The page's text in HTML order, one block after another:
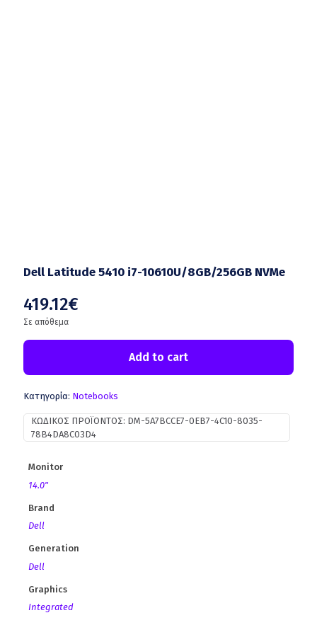
Dell Latitude 5410 i7-10610U/8GB/256GB NVMe
419.12€
Σε απόθεμα
Add to cart
Κατηγορία: Notebooks
ΚΩΔΙΚΌΣ ΠΡΟΪΌΝΤΟΣ: DM-5A7BCCE7-0EB7-4C10-8035-
78B4DA8C03D4
Monitor
14.0"
Brand
Dell
Generation
Dell
Graphics
Integrated